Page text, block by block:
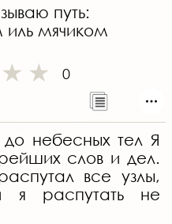
путь:
мячиком
0
небесных тел Я
слов и дел.
все узлы,
я распутать не